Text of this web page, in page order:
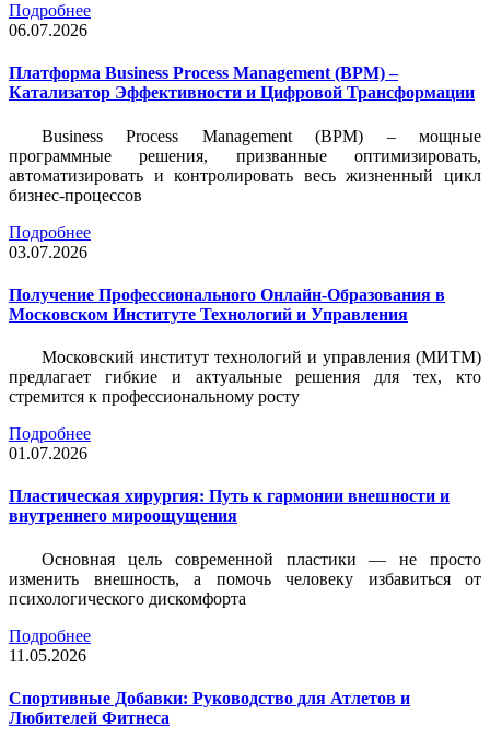
Подробнее
06.07.2026
Платформа Business Process Management (BPM) –
Катализатор Эффективности и Цифровой Трансформации
Business Process Management (BPM) – мощные
программные решения, призванные оптимизировать,
автоматизировать и контролировать весь жизненный цикл
бизнес-процессов
Подробнее
03.07.2026
Получение Профессионального Онлайн-Образования в
Московском Институте Технологий и Управления
Московский институт технологий и управления (МИТМ)
предлагает гибкие и актуальные решения для тех, кто
стремится к профессиональному росту
Подробнее
01.07.2026
Пластическая хирургия: Путь к гармонии внешности и
внутреннего мироощущения
Основная цель современной пластики — не просто
изменить внешность, а помочь человеку избавиться от
психологического дискомфорта
Подробнее
11.05.2026
Спортивные Добавки: Руководство для Атлетов и
Любителей Фитнеса